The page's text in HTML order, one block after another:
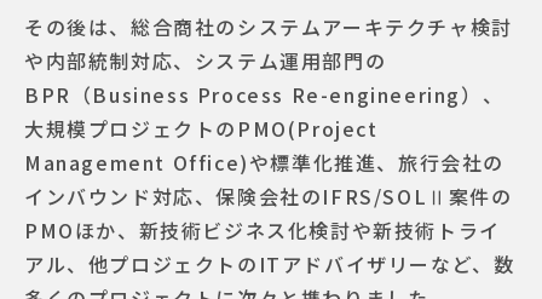
その後は、総合商社のシステムアーキテクチャ検討
や内部統制対応、システム運用部門の
BPR（Business Process Re-engineering）、
大規模プロジェクトのPMO(Project
Management Office)や標準化推進、旅行会社の
インバウンド対応、保険会社のIFRS/SOLⅡ案件の
PMOほか、新技術ビジネス化検討や新技術トライ
アル、他プロジェクトのITアドバイザリーなど、数